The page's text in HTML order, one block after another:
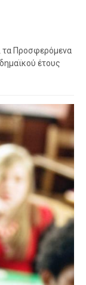
τα Προσφερόμενα
έτους